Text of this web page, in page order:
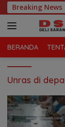
Langsung
ke
konten
Breaking News
Tanjung
BERANDA
Unras di